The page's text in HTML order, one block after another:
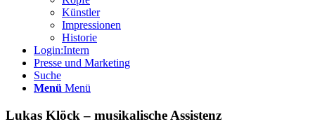
Künstler
Impressionen
Historie
Login:Intern
Presse und Marketing
Suche
Menü Menü
Lukas Klöck – musikalische Assistenz